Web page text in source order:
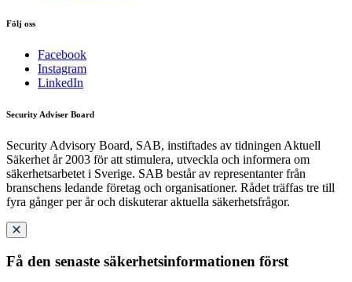
Följ oss
Facebook
Instagram
LinkedIn
Security Adviser Board
Security Advisory Board, SAB, instiftades av tidningen Aktuell
Säkerhet år 2003 för att stimulera, utveckla och informera om
säkerhetsarbetet i Sverige. SAB består av representanter från
branschens ledande företag och organisationer. Rådet träffas tre till
fyra gånger per år och diskuterar aktuella säkerhetsfrågor.
Få den senaste säkerhetsinformationen först